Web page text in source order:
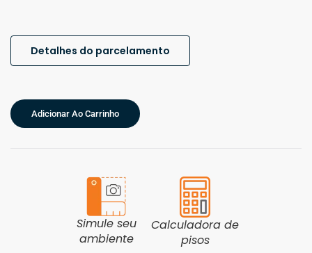
Detalhes do parcelamento
Adicionar Ao Carrinho
Simule seu
ambiente
Calculadora de
pisos